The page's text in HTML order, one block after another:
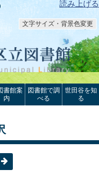
読み上げる
文字サイズ・背景色変更
書館案
内
図書館で調
べる
世田谷を知
る